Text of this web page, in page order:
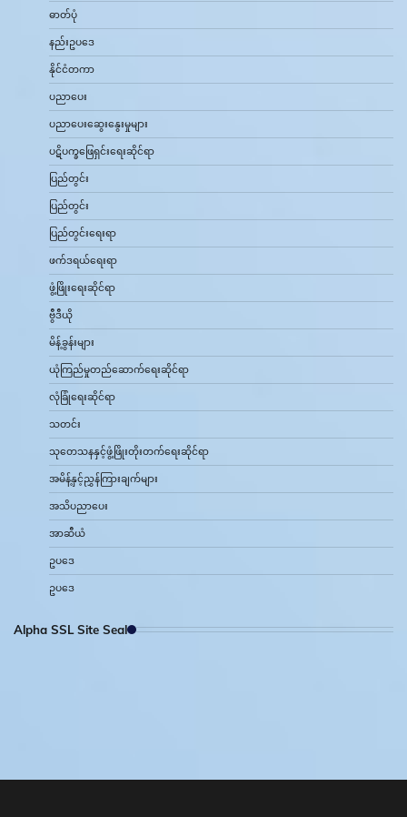
ဓာတ်ပုံ
နည်းဥပဒေ
နိုင်ငံတကာ
ပညာပေး
ပညာပေးဆွေးနွေးမှုများ
ပဋိပက္ခဖြေရှင်းရေးဆိုင်ရာ
ပြည်တွင်း
ပြည်တွင်း
ပြည်တွင်းရေးရာ
ဖက်ဒရယ်ရေးရာ
ဖွံ့ဖြိုးရေးဆိုင်ရာ
ဗွီဒီယို
မိန့်ခွန်းများ
ယုံကြည်မှုတည်ဆောက်ရေးဆိုင်ရာ
လုံခြုံရေးဆိုင်ရာ
သတင်း
သုတေသနနှင့်ဖွံ့ဖြိုးတိုးတက်ရေးဆိုင်ရာ
အမိန့်နှင့်ညွှန်ကြားချက်များ
အသိပညာပေး
အာဆီယံ
ဥပဒေ
ဥပဒေ
Alpha SSL Site Seal